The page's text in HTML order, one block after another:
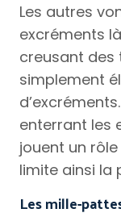
Les autres
excréments
creusant des
simplement
enterrant les
jouent un
limite ainsi la
Les mille-